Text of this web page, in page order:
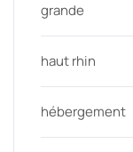
grande
haut rhin
hébergement